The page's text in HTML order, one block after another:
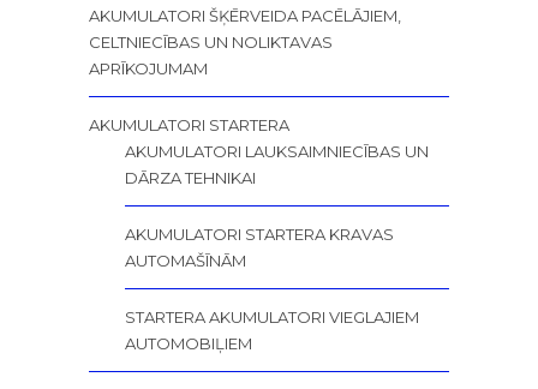
AKUMULATORI ŠĶĒRVEIDA PACĒLĀJIEM,
CELTNIECĪBAS UN NOLIKTAVAS
APRĪKOJUMAM
AKUMULATORI STARTERA
AKUMULATORI LAUKSAIMNIECĪBAS UN
DĀRZA TEHNIKAI
AKUMULATORI STARTERA KRAVAS
AUTOMAŠĪNĀM
STARTERA AKUMULATORI VIEGLAJIEM
AUTOMOBIĻIEM